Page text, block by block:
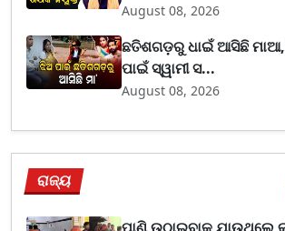
August 08, 2026
ଛତିଶଗଡ଼ରୁ ଧାଇଁ ଆସିଛି
ପାଇଁ ସ୍ୱାମୀ ସ...
August 08, 2026
ରାଜ୍ୟ